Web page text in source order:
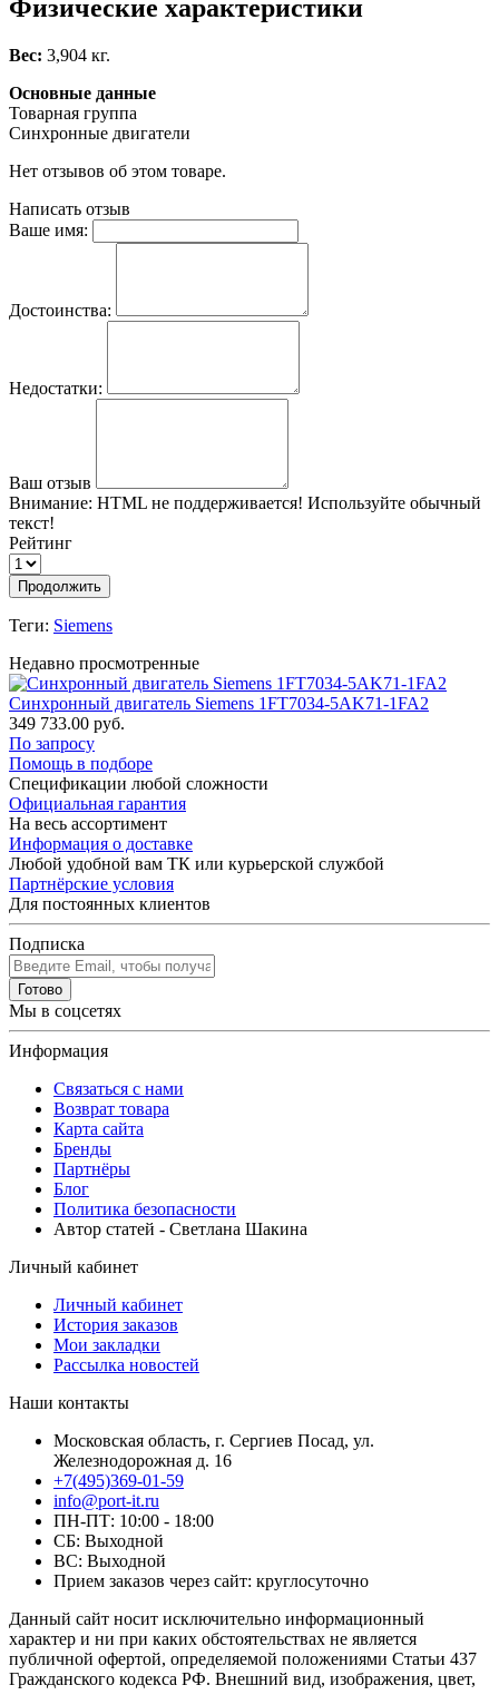
Физические характеристики
Вес: 3,904 кг.
Основные данные
Товарная группа
Синхронные двигатели
Нет отзывов об этом товаре.
Написать отзыв
Ваше имя:
Достоинства:
Недостатки:
Ваш отзыв
Внимание: HTML не поддерживается! Используйте обычный
текст!
Рейтинг
Продолжить
Теги: Siemens
Недавно просмотренные
Синхронный двигатель Siemens 1FT7034-5AK71-1FA2
349 733.00 руб.
По запросу
Помощь в подборе
Спецификации любой сложности
Официальная гарантия
На весь ассортимент
Информация о доставке
Любой удобной вам ТК или курьерской службой
Партнёрские условия
Для постоянных клиентов
Подписка
Готово
Мы в соцсетях
Информация
Связаться с нами
Возврат товара
Карта сайта
Бренды
Партнёры
Блог
Политика безопасности
Автор статей - Светлана Шакина
Личный кабинет
Личный кабинет
История заказов
Мои закладки
Рассылка новостей
Наши контакты
Московская область, г. Сергиев Посад, ул.
Железнодорожная д. 16
+7(495)369-01-59
info@port-it.ru
ПН-ПТ: 10:00 - 18:00
СБ: Выходной
ВС: Выходной
Прием заказов через сайт: круглосуточно
Данный сайт носит исключительно информационный
характер и ни при каких обстоятельствах не является
публичной офертой, определяемой положениями Статьи 437
Гражданского кодекса РФ. Внешний вид, изображения, цвет,